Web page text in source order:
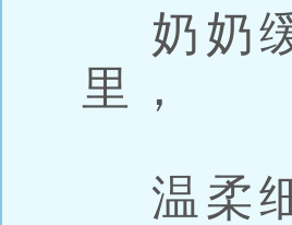
奶奶缓
里，
温柔细